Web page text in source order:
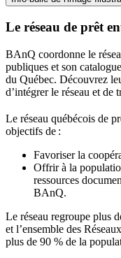
Le réseau de prêt
BAnQ coordonne le
publiques et son
du Québec. Découvrez
d’intégrer le réseau et de
Le réseau québécois de
objectifs de :
Favoriser la
Offrir à la
ressources
BAnQ.
Le réseau regroupe plus
et l’ensemble des Ré
plus de 90 % de la